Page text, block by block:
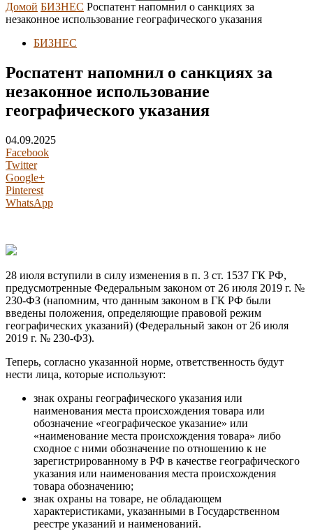
Домой БИЗНЕС Роспатент напомнил о санкциях за
незаконное использование географического указания
БИЗНЕС
Роспатент напомнил о санкциях за
незаконное использование
географического указания
04.09.2025
Facebook
Twitter
Google+
Pinterest
WhatsApp
28 июля вступили в силу изменения в п. 3 ст. 1537 ГК РФ,
предусмотренные Федеральным законом от 26 июля 2019 г. №
230-ФЗ (напомним, что данным законом в ГК РФ были
введены положения, определяющие правовой режим
географических указаний) (Федеральный закон от 26 июля
2019 г. № 230-ФЗ).
Теперь, согласно указанной норме, ответственность будут
нести лица, которые используют:
знак охраны географического указания или
наименования места происхождения товара или
обозначение «географическое указание» или
«наименование места происхождения товара» либо
сходное с ними обозначение по отношению к не
зарегистрированному в РФ в качестве географического
указания или наименования места происхождения
товара обозначению;
знак охраны на товаре, не обладающем
характеристиками, указанными в Государственном
реестре указаний и наименований.